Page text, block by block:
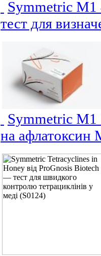
Symmetric
тест для
Symmetric
на афлатоксин